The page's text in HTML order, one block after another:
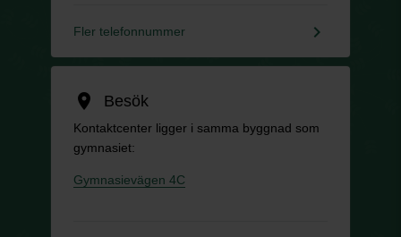
Fler telefonnummer keyboard_arrow_right
location_on Besök
Kontaktcenter ligger i samma byggnad som
gymnasiet:
Gymnasievägen 4C